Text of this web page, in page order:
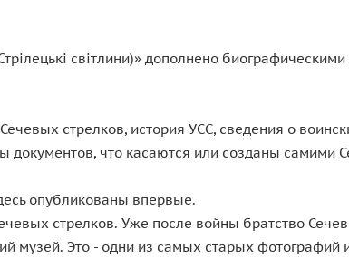
світлини)» дополнено
стрелков, история УСС, сведения о
что касаются или созданы самими
опубликованы впервые.
стрелков. Уже после войны братство
музей. Это - одни из самых старых